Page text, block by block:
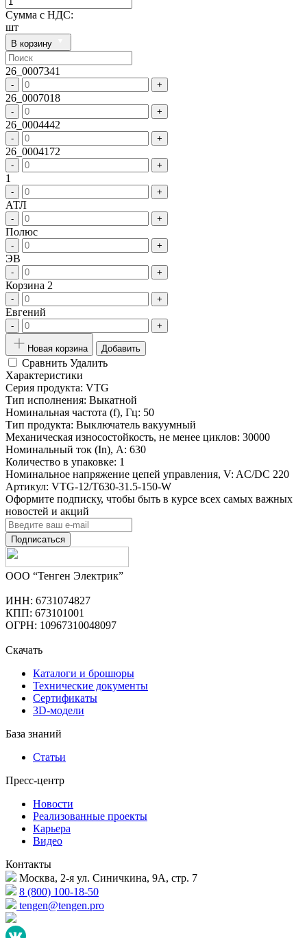
Сумма с НДС:
шт
В корзину
26_0007341
- +
26_0007018
- +
26_0004442
- +
26_0004172
- +
1
- +
АТЛ
- +
Полюс
- +
ЭВ
- +
Корзина 2
- +
Евгений
- +
Новая корзина Добавить
Сравнить Удалить
Характеристики
Серия продукта: VTG
Тип исполнения: Выкатной
Номинальная частота (f), Гц: 50
Тип продукта: Выключатель вакуумный
Механическая износостойкость, не менее циклов: 30000
Номинальный ток (In), A: 630
Количество в упаковке: 1
Номинальное напряжение цепей управления, V: AC/DC 220
Артикул: VTG-12/T630-31.5-150-W
Оформите подписку, чтобы быть в курсе всех самых важных
новостей и акций
Подписаться
ООО “Тенген Электрик”
ИНН: 6731074827
КПП: 673101001
ОГРН: 10967310048097
Скачать
Каталоги и брошюры
Технические документы
Сертификаты
3D-модели
База знаний
Статьи
Пресс-центр
Новости
Реализованные проекты
Карьера
Видео
Контакты
Москва, 2-я ул. Синичкина, 9А, стр. 7
8 (800) 100-18-50
tengen@tengen.pro